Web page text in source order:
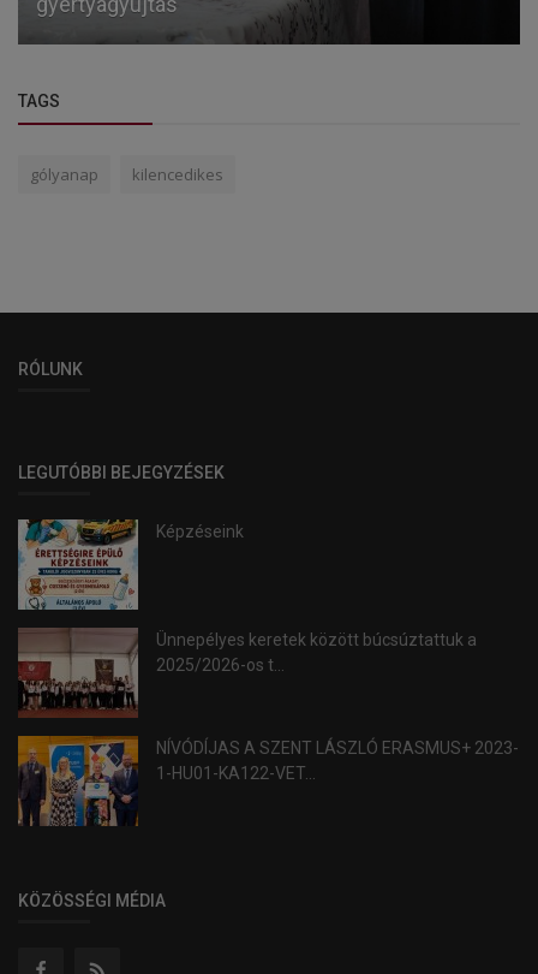
TAGS
gólyanap kilencedikes
RÓLUNK
LEGUTÓBBI BEJEGYZÉSEK
Képzéseink
Ünnepélyes keretek között búcsúztattuk a
2025/2026-os t...
NÍVÓDÍJAS A SZENT LÁSZLÓ ERASMUS+ 2023-
1-HU01-KA122-VET...
KÖZÖSSÉGI MÉDIA